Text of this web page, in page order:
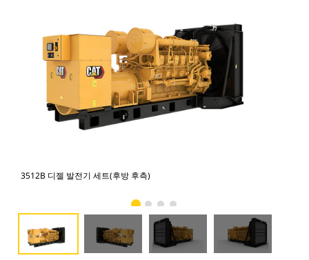
3512B 디젤 발전기 세트(후방 후측)